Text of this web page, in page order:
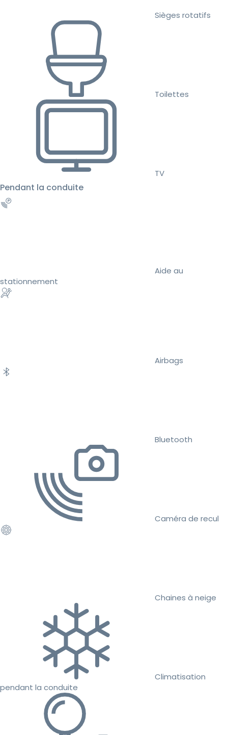
Sièges rotatifs
Toilettes
TV
Pendant la conduite
Aide au
stationnement
Airbags
Bluetooth
Caméra de recul
Chaines à neige
Climatisation
pendant la conduite